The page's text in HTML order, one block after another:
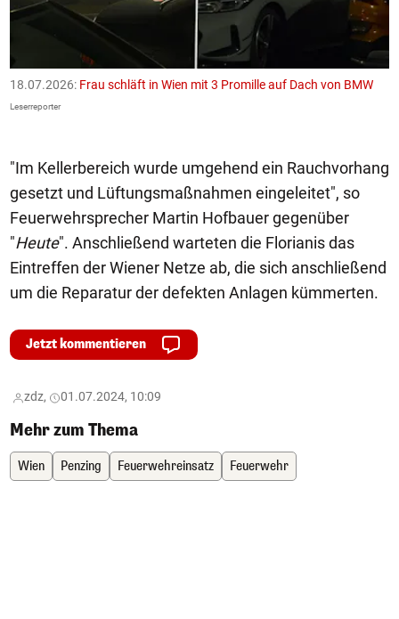
18.07.2026: Frau schläft in Wien mit 3 Promille auf Dach von BMW
Leserreporter
"Im Kellerbereich wurde umgehend ein Rauchvorhang
gesetzt und Lüftungsmaßnahmen eingeleitet", so
Feuerwehrsprecher Martin Hofbauer gegenüber
"Heute". Anschließend warteten die Florianis das
Eintreffen der Wiener Netze ab, die sich anschließend
um die Reparatur der defekten Anlagen kümmerten.
Jetzt kommentieren
zdz, 01.07.2024, 10:09
Mehr zum Thema
Wien Penzing Feuerwehreinsatz Feuerwehr